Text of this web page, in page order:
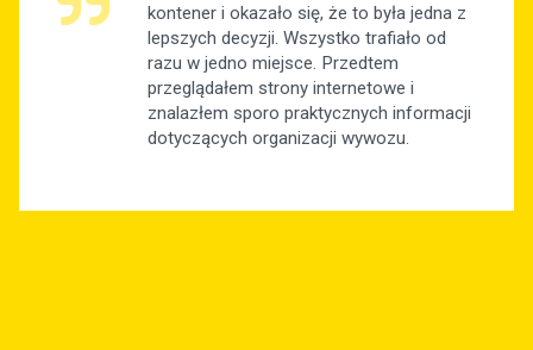
kontener i okazało się, że to była jedna z
lepszych decyzji. Wszystko trafiało od
razu w jedno miejsce. Przedtem
przeglądałem strony internetowe i
znalazłem sporo praktycznych informacji
dotyczących organizacji wywozu.